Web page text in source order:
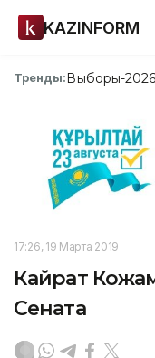
KAZINFORM
Тренды:Выборы-2026
17:26, 19 Марта 2019
Кайрат
Сената